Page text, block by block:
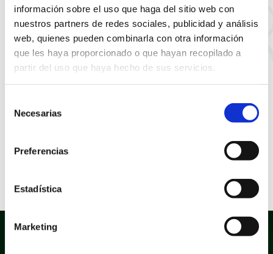
información sobre el uso que haga del sitio web con
nuestros partners de redes sociales, publicidad y análisis
web, quienes pueden combinarla con otra información
que les haya proporcionado o que hayan recopilado a
partir del uso que haya hecho de sus servicios.
Necesarias
Preferencias
Estadística
Marketing
Presentación de la Semana del Teatro